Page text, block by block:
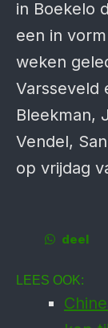
in Boekelo
een in
weken
Varsseveld
Bleekman,
Vendel,
op vrijdag
deel
LEES OOK: